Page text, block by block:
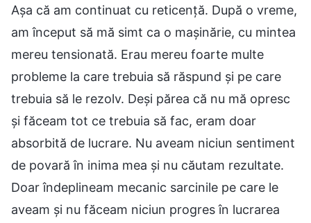
Așa că am continuat cu reticență. După o vreme,
am început să mă simt ca o mașinărie, cu mintea
mereu tensionată. Erau mereu foarte multe
probleme la care trebuia să răspund și pe care
trebuia să le rezolv. Deși părea că nu mă opresc
și făceam tot ce trebuia să fac, eram doar
absorbită de lucrare. Nu aveam niciun sentiment
de povară în inima mea și nu căutam rezultate.
Doar îndeplineam mecanic sarcinile pe care le
aveam și nu făceam niciun progres în lucrarea